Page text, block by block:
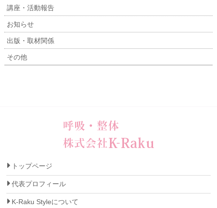
講座・活動報告
お知らせ
出版・取材関係
その他
トップページ
代表プロフィール
K-Raku Styleについて